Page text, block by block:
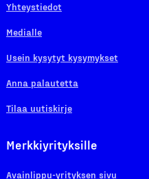
Yhteystiedot
Medialle
Usein kysytyt kysymykset
Anna palautetta
Tilaa uutiskirje
Merkkiyrityksille
Avainlippu-yrityksen sivu